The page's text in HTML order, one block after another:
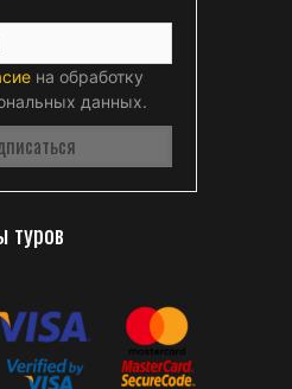
на обработку
данных.
туров